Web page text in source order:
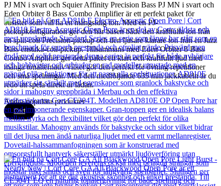
PJ MN i svart och Squier Affinity Precision Bass PJ MN i svart och
Eden Orbiter 8 Bass Combo Amplifier är ett perfekt paket för
basister som vill ha en mångsidig ton. Med en PJ-
pickupkonfiguration ger den här basen både den kraftfulla ton från
en split-coil Precision-pickup och den ljusare klarare ton från en Jazz
Bass enstaka-coil-pickup. Tillsammans med Eden Orbiter 8 Bass
Combo Amplifier ger detta paket ett klart och kraftfullt ljud med
många tonalternativ vilket gör den perfekt för övning repetitioner
och små spelningar. Med den medföljande 635 mm jackkabeln är du
redo att spela direkt ur lådan.
Andra populära produkter
Cort